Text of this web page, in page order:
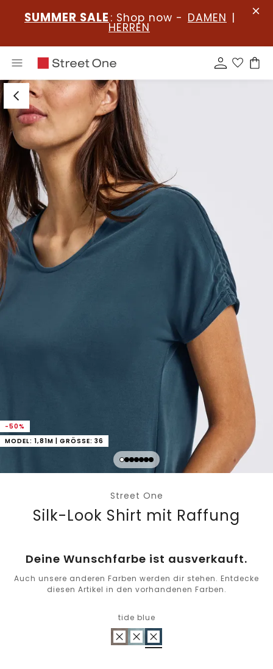
SUMMER SALE : Shop now - DAMEN |
HERREN
-50%
MODEL: 1,81M | GRÖSSE: 36
Street One
Silk-Look Shirt mit Raffung
Deine Wunschfarbe ist ausverkauft.
Auch unsere anderen Farben werden dir stehen. Entdecke
diesen Artikel in den vorhandenen Farben.
tide blue